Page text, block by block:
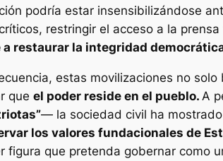
podría estar insensibilizándose
restringir el acceso a la
a restaurar la integridad
estas movilizaciones no
que el poder reside en el pueblo. A
— la sociedad civil ha
los valores fundacionales de
figura que pretenda gobernar como